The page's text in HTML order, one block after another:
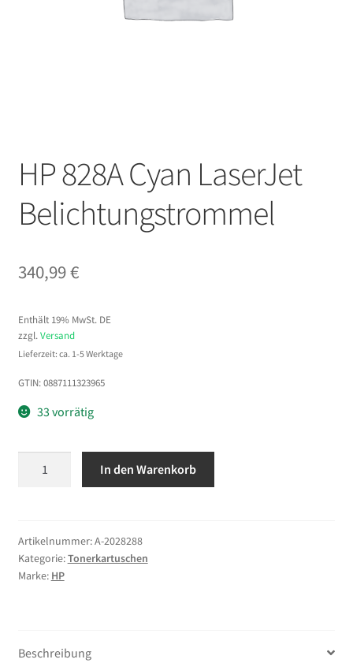
HP 828A Cyan LaserJet
Belichtungstrommel
340,99€
Enthält 19% MwSt. DE
zzgl. Versand
Lieferzeit: ca. 1-5 Werktage
GTIN: 0887111323965
33 vorrätig
Belichtungstrommel
Menge
In den Warenkorb
Artikelnummer:A-2028288
Kategorie:Tonerkartuschen
Marke: HP
Beschreibung